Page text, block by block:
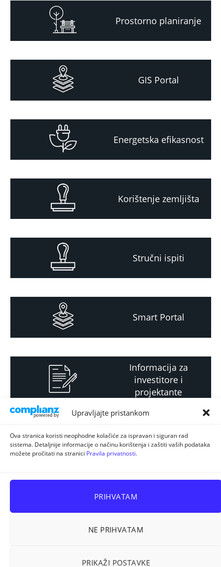
Upravljajte pristankom
Ova stranica koristi neophodne kolačiće za ispravan i siguran rad
sistema. Detaljnije informacije o načinu korištenja i zaštiti vaših podataka
možete pročitati na stranici Pravila privatnosti.
PRIHVATAM
NE PRIHVATAM
PRIKAŽI POSTAVKE
Prostorno planiranje
GIS Portal
Energetska efikasnost
Korištenje zemljišta
Stručni ispiti
Smart Portal
Informacija za
investitore i
projektante
Strateški i planski
dokument